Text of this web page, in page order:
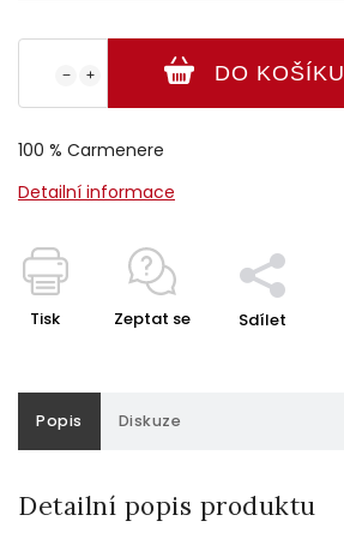
+
− DO KOŠÍKU
100 % Carmenere
Detailní informace
Tisk Zeptat se Sdílet
Popis Diskuze
Detailní popis produktu